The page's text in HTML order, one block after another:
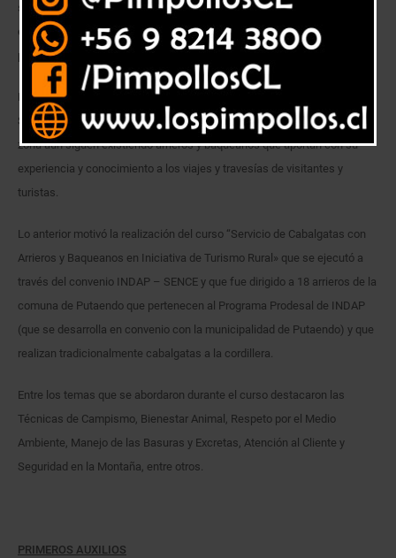
significa estimular a los animales para que sigan caminando, en tanto,
el baqueano es un término americano utilizado para designar a una
persona conocedora de los caminos y atajos de un terreno.
En la región de Valparaíso, y más específicamente en las provincias de
San Felipe y Los Andes, este oficio cobra mayor fuerza, porque en esta
zona aún siguen existiendo arrieros y baqueanos que aportan con su
experiencia y conocimiento a los viajes y travesías de visitantes y
turistas.
Lo anterior motivó la realización del curso “Servicio de Cabalgatas con
Arrieros y Baqueanos en Iniciativa de Turismo Rural» que se ejecutó a
través del convenio INDAP – SENCE y que fue dirigido a 18 arrieros de la
comuna de Putaendo que pertenecen al Programa Prodesal de INDAP
(que se desarrolla en convenio con la municipalidad de Putaendo) y que
realizan tradicionalmente cabalgatas a la cordillera.
Entre los temas que se abordaron durante el curso destacaron las
Técnicas de Campismo, Bienestar Animal, Respeto por el Medio
Ambiente, Manejo de las Basuras y Excretas, Atención al Cliente y
Seguridad en la Montaña, entre otros.
PRIMEROS AUXILIOS